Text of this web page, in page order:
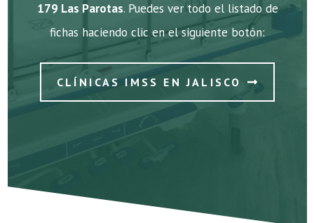
179 Las Parotas. Puedes ver todo el listado de
fichas haciendo clic en el siguiente botón:
CLÍNICAS IMSS EN JALISCO